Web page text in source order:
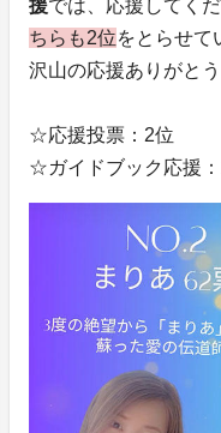
援では、応援してく
ちらも2位をとらせて
沢山の応援ありがと
☆応援投票：2位
☆ガイドブック応援